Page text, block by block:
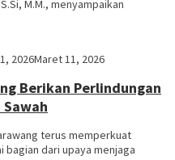
M.M., menyampaikan
2026Maret 11, 2026
Berikan Perlindungan
terus memperkuat
dari upaya menjaga